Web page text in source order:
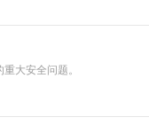
大安全问题。